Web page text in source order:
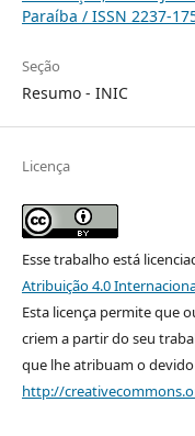
Paraíba / ISSN 2237-
Seção
Resumo - INIC
Licença
Esse trabalho está
Atribuição 4.0
Esta licença permite que
criem a partir do seu
que lhe atribuam o
http://